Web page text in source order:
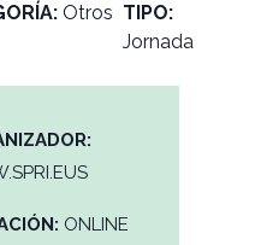
Otros TIPO:
Jornada
ONLINE